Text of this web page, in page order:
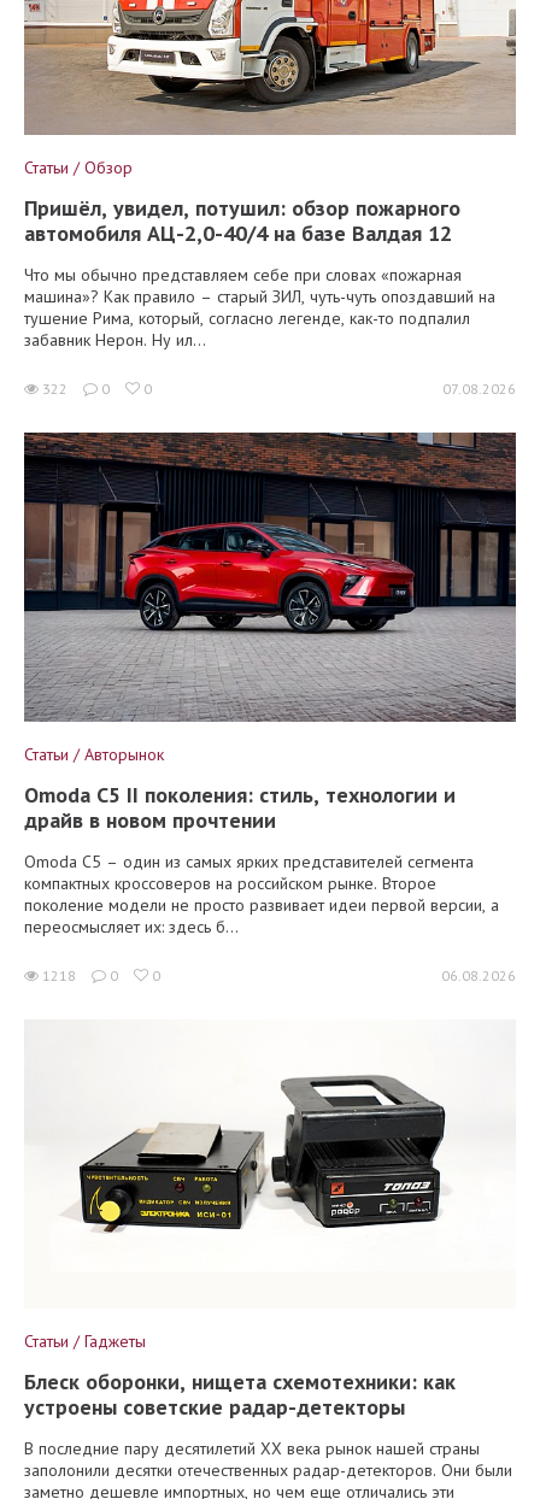
Статьи / Обзор
Пришёл, увидел, потушил: обзор пожарного
автомобиля АЦ-2,0-40/4 на базе Валдая 12
Что мы обычно представляем себе при словах «пожарная
машина»? Как правило – старый ЗИЛ, чуть-чуть опоздавший на
тушение Рима, который, согласно легенде, как-то подпалил
забавник Нерон. Ну ил...
322 0 0 07.08.2026
Статьи / Авторынок
Omoda C5 II поколения: стиль, технологии и
драйв в новом прочтении
Omoda C5 – один из самых ярких представителей сегмента
компактных кроссоверов на российском рынке. Второе
поколение модели не просто развивает идеи первой версии, а
переосмысляет их: здесь б...
1218 0 0 06.08.2026
Статьи / Гаджеты
Блеск оборонки, нищета схемотехники: как
устроены советские радар-детекторы
В последние пару десятилетий XX века рынок нашей страны
заполонили десятки отечественных радар-детекторов. Они были
заметно дешевле импортных, но чем еще отличались эти